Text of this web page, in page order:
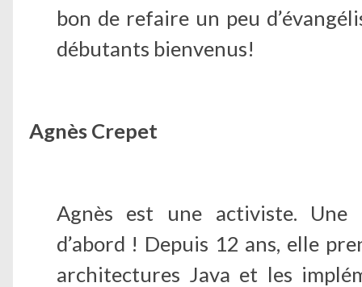
bon de refaire un peu
débutants bienvenus!
Agnès Crepet
Agnès est une activiste.
d’abord ! Depuis 12 ans, elle
architectures Java et les